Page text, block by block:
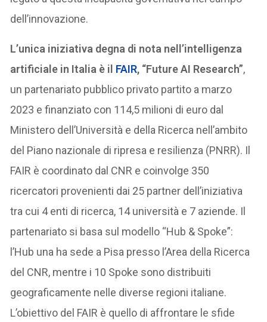
dell’innovazione.
L’unica iniziativa degna di nota nell’intelligenza
artificiale in Italia è il FAIR, “Future AI Research”,
un partenariato pubblico privato partito a marzo
2023 e finanziato con 114,5 milioni di euro dal
Ministero dell’Università e della Ricerca nell’ambito
del Piano nazionale di ripresa e resilienza (PNRR). Il
FAIR è coordinato dal CNR e coinvolge 350
ricercatori provenienti dai 25 partner dell’iniziativa
tra cui 4 enti di ricerca, 14 università e 7 aziende. Il
partenariato si basa sul modello “Hub & Spoke”:
l’Hub una ha sede a Pisa presso l’Area della Ricerca
del CNR, mentre i 10 Spoke sono distribuiti
geograficamente nelle diverse regioni italiane.
L’obiettivo del FAIR è quello di affrontare le sfide